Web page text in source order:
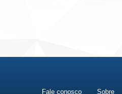
Fale conosco Sobre